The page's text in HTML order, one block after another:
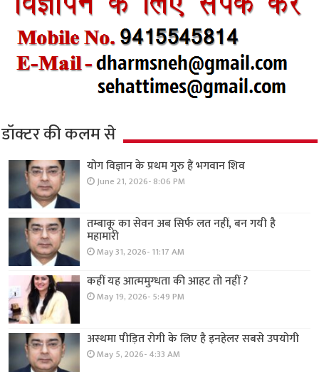
डॉक्टर की कलम से
योग विज्ञान के प्रथम गुरु हैं भगवान शिव
June 21, 2026- 8:06 PM
तम्बाकू का सेवन अब सिर्फ लत नहीं, बन गयी है
महामारी
May 31, 2026- 11:17 AM
कहीं यह आत्ममुग्धता की आहट तो नहीं ?
May 19, 2026- 5:49 PM
अस्थमा पीड़ित रोगी के लिए है इनहेलर सबसे उपयोगी
May 5, 2026- 4:33 AM